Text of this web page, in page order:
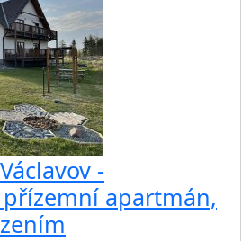
-
apartmán,